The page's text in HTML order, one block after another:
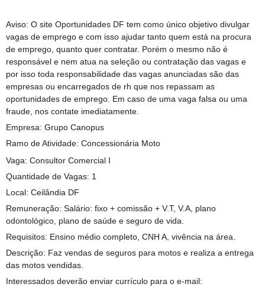
Aviso: O site Oportunidades DF tem como único objetivo divulgar
vagas de emprego e com isso ajudar tanto quem está na procura
de emprego, quanto quer contratar. Porém o mesmo não é
responsável e nem atua na seleção ou contratação das vagas e
por isso toda responsabilidade das vagas anunciadas são das
empresas ou encarregados de rh que nos repassam as
oportunidades de emprego. Em caso de uma vaga falsa ou uma
fraude, nos contate imediatamente.
Empresa: Grupo Canopus
Ramo de Atividade: Concessionária Moto
Vaga: Consultor Comercial I
Quantidade de Vagas: 1
Local: Ceilândia DF
Remuneração: Salário: fixo + comissão + V.T, V.A, plano
odontológico, plano de saúde e seguro de vida.
Requisitos: Ensino médio completo, CNH A, vivência na área.
Descrição: Faz vendas de seguros para motos e realiza a entrega
das motos vendidas.
Interessados deverão enviar currículo para o e-mail: